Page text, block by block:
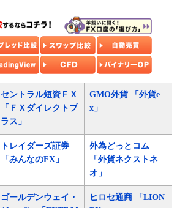
セントラル短資ＦＸ
「ＦＸダイレクトプ
ラス」
GMO外貨 「外貨e
x」
トレイダーズ証券
「みんなのFX」
外為どっとコム
「外貨ネクストネ
オ」
ゴールデンウェイ・
ヒロセ通商 「LION